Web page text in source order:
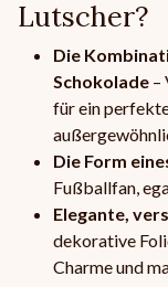
Lutscher?
Die
Schokolade –
für ein
Die Form
Fußballfan,
Elegante,
dekorative
Charme und